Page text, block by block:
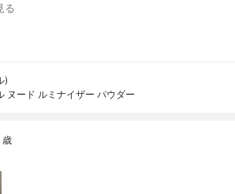
る
)
ヌード ルミナイザー パウダー
歳